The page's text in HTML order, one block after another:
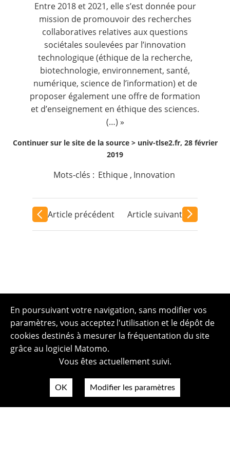
Entre 2018 et 2021, elle s’est donnée pour
mission de promouvoir des recherches
collaboratives relatives aux questions
sociétales soulevées par l’innovation
technologique (éthique de la recherche,
biotechnologie, environnement, santé,
numérique, science de l’information) et de
proposer également une offre de formation
et d’enseignement en éthique des sciences.
(…) »
Continuer sur le site de la source > univ-tlse2.fr, 28 février
2019
Mots-clés : Ethique , Innovation
Article précédent Article suivant
En poursuivant votre navigation, sans modifier vos
paramètres, vous acceptez l'utilisation et le dépôt de
cookies destinés à mesurer la fréquentation du site
grâce au logiciel Matomo.
Vous êtes actuellement suivi.
OK Modifier les paramètres